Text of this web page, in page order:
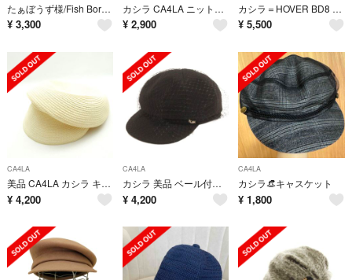
たぁぼうず様/Fish Born Chips フィッシュボーンチップス 麦わら帽子
¥ 3,300
カシラ CA4LA ニット帽 ニットキャップ ビーニー 帽子 ラメ 黒
¥ 2,900
カシラ＝HOVER BD8 キャスケット
¥ 5,500
CA4LA
美品 CA4LA カシラ キャスケット レーヨン 他 帽子 ハット レディース AM8797
¥ 4,200
CA4LA
カシラ 美品 ベール付きキャスケット チュール 黒 ブラック 帽子
¥ 4,200
CA4LA
カシラ👒キャスケット
¥ 1,800